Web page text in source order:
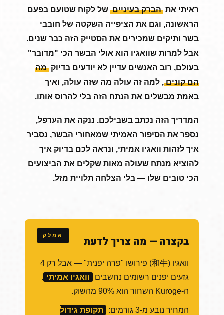
ראיתי את הברק בעיניים של לקוח שטועם בפעם
הראשונה, וגם את הציפייה השקטה של חובבי
בשר ותיקים שמכירים את הסטייק הזה כבר שנים.
אבל למרות שוואגיו הוא אולי הבשר הכי "מדובר"
בעולם, רוב האנשים עדיין לא יודעים בדיוק מה
הם קונים , למה זה עולה מה שזה עולה, ואיך
באמת מבשלים את הנתח הזה בלי להרוס אותו.
המדריך הזה נכתב בשבילכם. ננקה את הערפל,
נספר את הסיפור האמיתי שמאחורי הבשר, נסביר
איך לזהות וואגיו אמיתי, ונראה לכם בדיוק איך
להוציא מנתח שעולה מאות שקלים את הביצועים
הכי טובים שלו — בלי הצלחה תלויית מזל.
בקצרה — מה צריך לדעת
וואגיו (和牛) פירושו "פרה יפנית" — אבל רק 4
גזעים יפנים רשומים נחשבים
וואגיו אמיתי .
ה-Kuroge השחור הוא 90% מהשוק.
המחיר נובע מ-3 גורמים:
תקופת גידול